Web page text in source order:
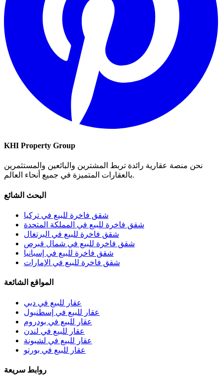
KHI Property Group
نحن منصة عقارية رائدة تربط المشترين والبائعين والمستثمرين
بالعقارات المتميزة في جميع أنحاء العالم.
البحث الشائع
شقق فاخرة للبيع في تركيا
شقق فاخرة للبيع في المملكة المتحدة
شقق فاخرة للبيع في البرتغال
شقق فاخرة للبيع في شمال قبرص
شقق فاخرة للبيع في إسبانيا
شقق فاخرة للبيع في الإمارات
المواقع الشائعة
عقار للبيع في دبي
عقار للبيع في إسطنبول
عقار للبيع في بودروم
عقار للبيع في لندن
عقار للبيع في لشبونة
عقار للبيع في بورتو
روابط سريعة